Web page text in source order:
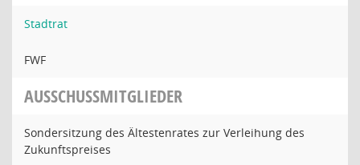
Stadtrat
FWF
AUSSCHUSSMITGLIEDER
Sondersitzung des Ältestenrates zur Verleihung des
Zukunftspreises